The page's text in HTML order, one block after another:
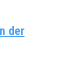
der